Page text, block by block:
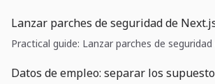
Lanzar parches de seguridad de
Practical guide: Lanzar parches de
Datos de empleo: separar los